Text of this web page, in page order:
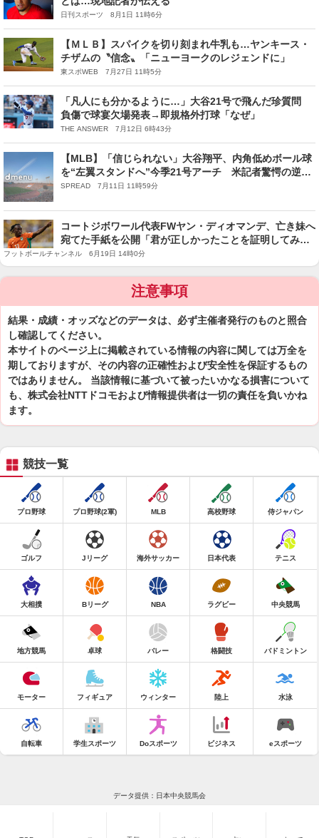
日刊スポーツ 8月1日 11時6分
【ＭＬＢ】スパイクを切り刻まれ牛乳も…ヤンキース・
チザムの〝信念〟「ニューヨークのレジェンドに」
東スポWEB 7月27日 11時5分
「凡人にも分かるように…」大谷21号で飛んだ珍質問
負傷で球宴欠場発表→即規格外打球「なぜ」
THE ANSWER 7月12日 6時43分
【MLB】「信じられない」大谷翔平、内角低めボール球
を“左翼スタンドへ”今季21号アーチ 米記者驚愕の逆方
向弾
SPREAD 7月11日 11時59分
コートジボワール代表FWヤン・ディオマンデ、亡き妹へ
宛てた手紙を公開「君が正しかったことを証明してみせ
るよ」
フットボールチャンネル 6月19日 14時0分
注意事項
結果・成績・オッズなどのデータは、必ず主催者発行のものと照合
し確認してください。
本サイトのページ上に掲載されている情報の内容に関しては万全を
期しておりますが、その内容の正確性および安全性を保証するもの
ではありません。 当該情報に基づいて被ったいかなる損害について
も、株式会社NTTドコモおよび情報提供者は一切の責任を負いかね
ます。
競技一覧
プロ野球 プロ野球(2軍) MLB 高校野球 侍ジャパン
ゴルフ Jリーグ 海外サッカー 日本代表 テニス
大相撲 Bリーグ NBA ラグビー 中央競馬
地方競馬 卓球 バレー 格闘技 バドミントン
モーター フィギュア ウィンター 陸上 水泳
自転車 学生スポーツ Doスポーツ ビジネス eスポーツ
データ提供：日本中央競馬会